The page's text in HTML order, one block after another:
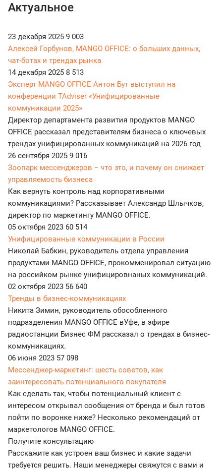
Актуальное
23 декабря 2025 9 003
Алексей Горбунов, MANGO OFFICE: о больших данных,
чат-ботах и трендах рынка
14 декабря 2025 8 513
Эксперт MANGO OFFICE Антон Бут выступил на
конференции TAdviser «Унифицированные
коммуникации 2025»
Директор департамента развития продуктов MANGO
OFFICE рассказал представителям бизнеса о ключевых
трендах унифицированных коммуникаций на 2026 год
26 сентября 2025 9 016
Зоопарк мессенджеров − что это, и почему он снижает
управляемость бизнеса
Как вернуть контроль над корпоративными
коммуникациями? Рассказывает Александр Шлычков,
директор по маркетингу MANGO OFFICE.
05 октября 2023 60 514
Унифицированные коммуникации в России
Николай Бабкин, руководитель отдела управления
продуктами MANGO OFFICE, прокомменировал ситуацию
на российком рынке унифицировнаных коммуникаций.
02 октября 2023 56 640
Тренды в бизнес-коммуникациях
Никита Зимин, руководитель обособленного
подразделения MANGO OFFICE вУфе, в эфире
радиостанции Бизнес ФМ рассказал о трендах в бизнес-
коммуникациях.
06 июня 2023 57 098
Мессенджер-маркетинг: шесть советов, как
заинтересовать потенциального покупателя
Как сделать так, чтобы потенциальный клиент с
интересом открывал сообщения от бренда и был готов
пойти по воронке ниже? Несколько рекомендаций от
маркетологов MANGO OFFICE.
Получите консультацию
Расскажите как устроен ваш бизнес и какие задачи
требуется решить. Наши менеджеры свяжутся с вами и